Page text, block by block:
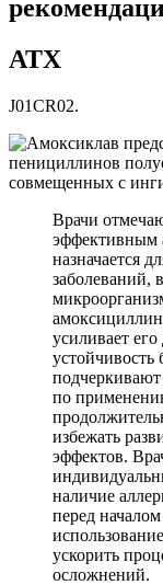
АТХ
J01CR02.
Врачи
эффективным
назначается
заболеваний,
усиливает
по
избежать
эффектов.
наличие
перед
ускорить
осложнений.